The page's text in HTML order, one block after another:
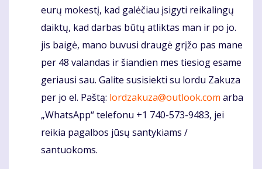
eurų mokestį, kad galėčiau įsigyti reikalingų
daiktų, kad darbas būtų atliktas man ir po jo.
jis baigė, mano buvusi draugė grįžo pas mane
per 48 valandas ir šiandien mes tiesiog esame
geriausi sau. Galite susisiekti su lordu Zakuza
per jo el. Paštą: lordzakuza@outlook.com arba
„WhatsApp“ telefonu +1 740-573-9483, jei
reikia pagalbos jūsų santykiams /
santuokoms.